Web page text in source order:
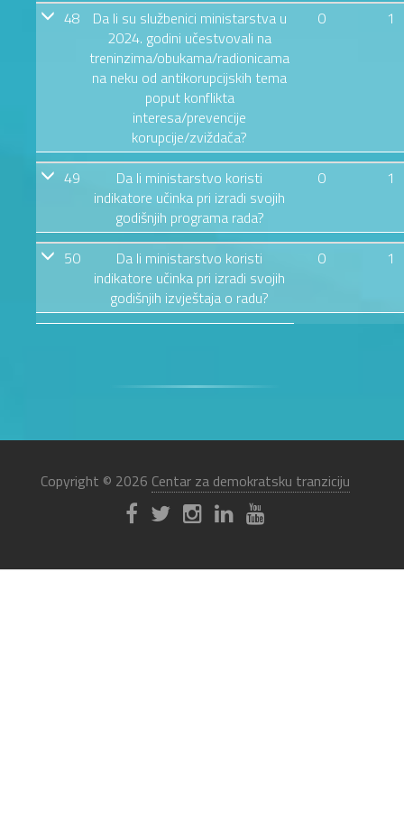
48
Da li su službenici ministarstva u
2024. godini učestvovali na
treninzima/obukama/radionicama
na neku od antikorupcijskih tema
poput konflikta
interesa/prevencije
korupcije/zviždača?
0 1
49
Da li ministarstvo koristi
indikatore učinka pri izradi svojih
godišnjih programa rada?
0 1
50
Da li ministarstvo koristi
indikatore učinka pri izradi svojih
godišnjih izvještaja o radu?
0 1
Copyright © 2026 Centar za demokratsku tranziciju